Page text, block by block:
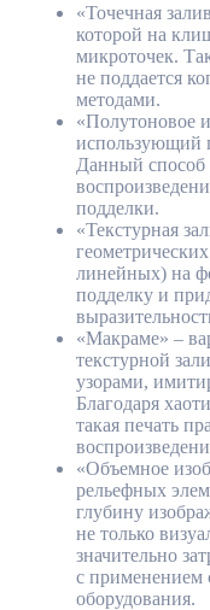
«Точечная
которой на
микроточек.
не поддается
методами.
«Полутоновое
использующий
Данный способ
подделки.
«Текстурная
линейных) на
подделку и
«Макраме» –
текстурной
узорами,
Благодаря
такая печать
«Объемное
рельефных
глубину
не только
значительно
с применением
оборудования.